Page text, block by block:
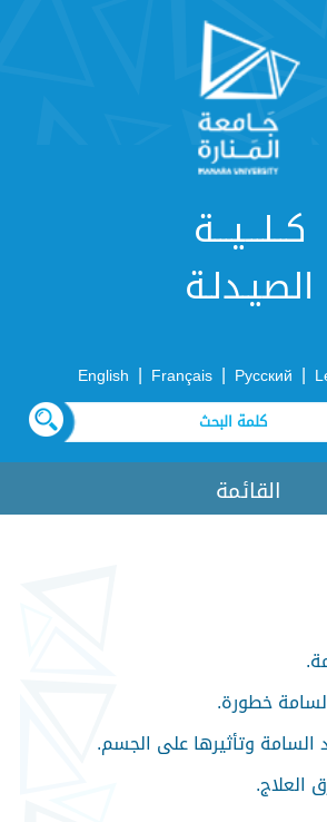
كــلـــيـــة
الصيـدلـة
|
Русский
|
Français
|
English
القائمة
خطورة.
وتأثيرها على الجسم.
العلاج.